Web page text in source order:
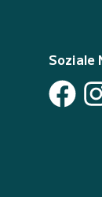
Soziale